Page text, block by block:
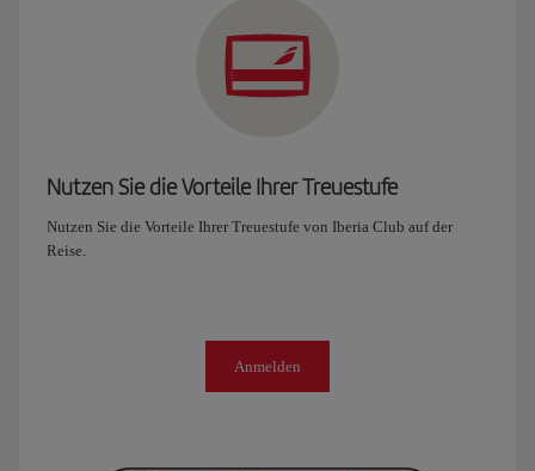
Nutzen Sie die Vorteile Ihrer Treuestufe
Nutzen Sie die Vorteile Ihrer Treuestufe von Iberia Club auf der
Reise.
Anmelden